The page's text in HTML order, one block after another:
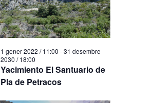
Yacimiento El Santuario de
Pla de Petracos
1 gener 2022 / 11:00 -31 desembre
2030 / 18:00